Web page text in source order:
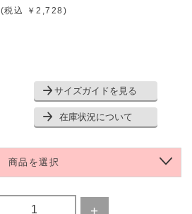
(税込 ￥2,728)
サイズガイドを見る
在庫状況について
商品を選択